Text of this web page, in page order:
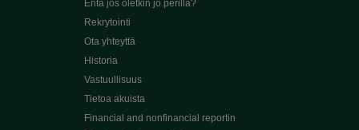
Entä jos oletkin jo perillä?
Rekrytointi
Ota yhteyttä
Historia
Vastuullisuus
Tietoa akuista
Financial and nonfinancial reportin